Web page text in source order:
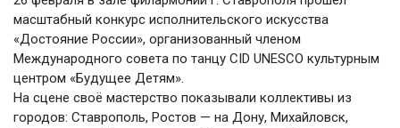
масштабный конкурс исполнительского искусства
«Достояние России», организованный членом
Международного совета по танцу CID UNESCO культурным
центром «Будущее Детям».
На сцене своё мастерство показывали коллективы из
городов: Ставрополь, Ростов — на Дону, Михайловск,